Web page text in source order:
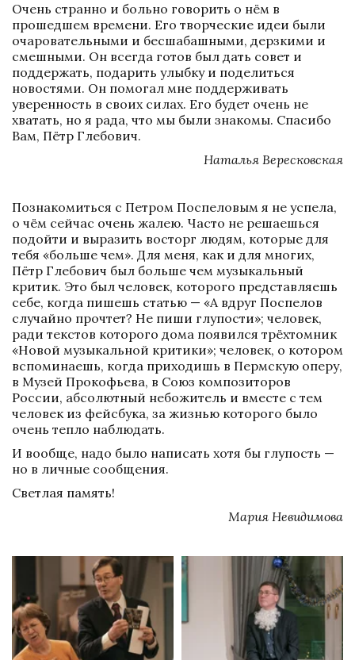
Очень странно и больно говорить о нём в
прошедшем времени. Его творческие идеи были
очаровательными и бесшабашными, дерзкими и
смешными. Он всегда готов был дать совет и
поддержать, подарить улыбку и поделиться
новостями. Он помогал мне поддерживать
уверенность в своих силах. Его будет очень не
хватать, но я рада, что мы были знакомы. Спасибо
Вам, Пётр Глебович.
Наталья Вересковская
Познакомиться с Петром Поспеловым я не успела,
о чём сейчас очень жалею. Часто не решаешься
подойти и выразить восторг людям, которые для
тебя «больше чем». Для меня, как и для многих,
Пётр Глебович был больше чем музыкальный
критик. Это был человек, которого представляешь
себе, когда пишешь статью — «А вдруг Поспелов
случайно прочтет? Не пиши глупости»; человек,
ради текстов которого дома появился трёхтомник
«Новой музыкальной критики»; человек, о котором
вспоминаешь, когда приходишь в Пермскую оперу,
в Музей Прокофьева, в Союз композиторов
России, абсолютный небожитель и вместе с тем
человек из фейсбука, за жизнью которого было
очень тепло наблюдать.
И вообще, надо было написать хотя бы глупость —
но в личные сообщения.
Светлая память!
Мария Невидимова